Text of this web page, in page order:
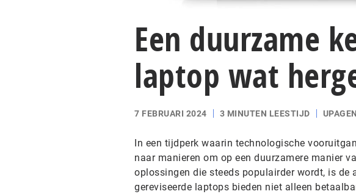
Een duurzame
laptop wat
7 FEBRUARI 2024 3 MINUTEN LEESTIJD
In een tijdperk waarin technologische
naar manieren om op een duurzamere manier
oplossingen die steeds populairder wordt, is
gereviseerde laptops bieden niet alleen